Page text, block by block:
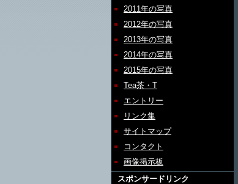
2011年の写真
2012年の写真
2013年の写真
2014年の写真
2015年の写真
Tea茶・T
エントリー
リンク集
サイトマップ
コンタクト
画像掲示板
スポンサードリンク